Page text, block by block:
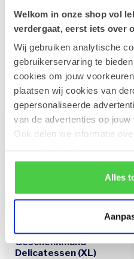
Welkom in onze shop vol
verdergaat, eerst iets over
Wij gebruiken analytische
gebruikerservaring te
cookies om jouw
plaatsen wij cookies van
gepersonaliseerde
van de advertenties op
Ook delen we informatie
rekening mee dat als je
de correcte werking van de
Alles
Advocaat
Recent bekeken
Geschenkmand
Delicatessen (XL)